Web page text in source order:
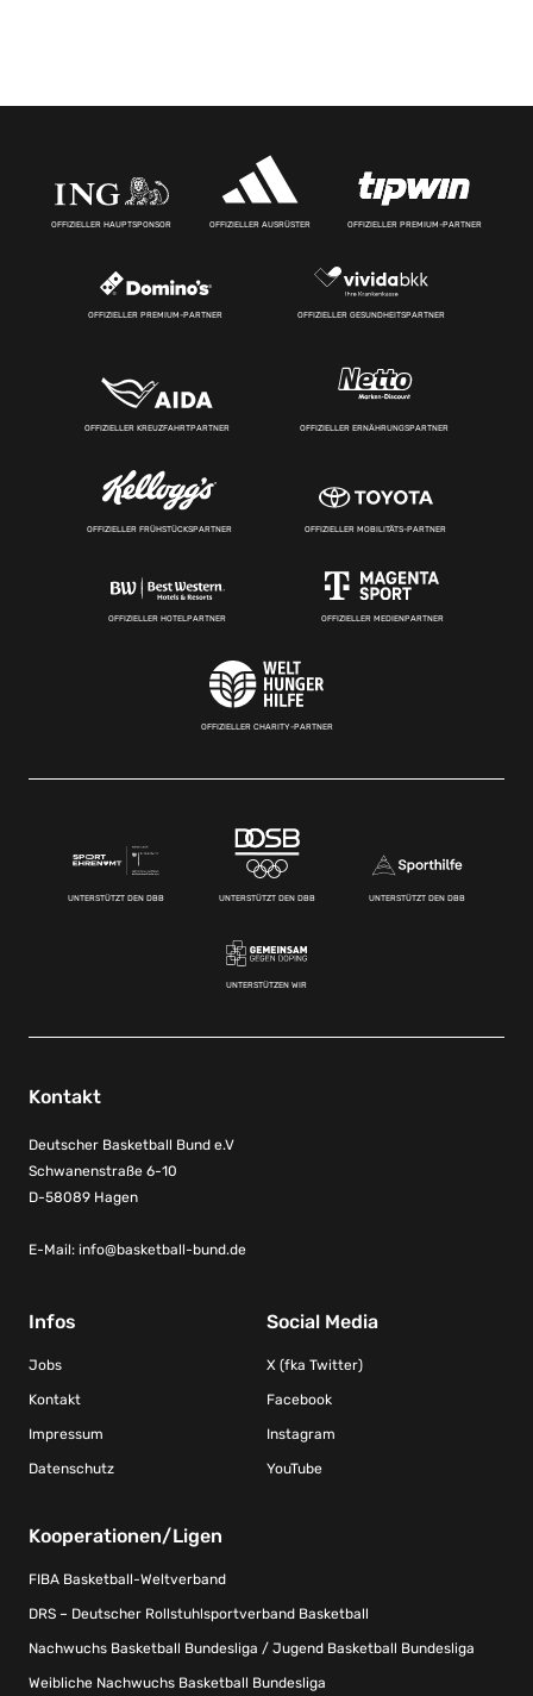
OFFIZIELLER HAUPTSPONSOR OFFIZIELLER AUSRÜSTER OFFIZIELLER PREMIUM-PARTNER
OFFIZIELLER PREMIUM-PARTNER OFFIZIELLER GESUNDHEITSPARTNER
OFFIZIELLER KREUZFAHRTPARTNER OFFIZIELLER ERNÄHRUNGSPARTNER
OFFIZIELLER FRÜHSTÜCKSPARTNER OFFIZIELLER MOBILITÄTS-PARTNER
OFFIZIELLER HOTELPARTNER OFFIZIELLER MEDIENPARTNER
OFFIZIELLER CHARITY-PARTNER
UNTERSTÜTZT DEN DBB UNTERSTÜTZT DEN DBB UNTERSTÜTZT DEN DBB
UNTERSTÜTZEN WIR
Kontakt
Deutscher Basketball Bund e.V
Schwanenstraße 6-10
D-58089 Hagen
E-Mail: info@basketball-bund.de
Infos
Jobs
Kontakt
Impressum
Datenschutz
Social Media
X (fka Twitter)
Facebook
Instagram
YouTube
Kooperationen/Ligen
FIBA Basketball-Weltverband
DRS – Deutscher Rollstuhlsportverband Basketball
Nachwuchs Basketball Bundesliga / Jugend Basketball Bundesliga
Weibliche Nachwuchs Basketball Bundesliga